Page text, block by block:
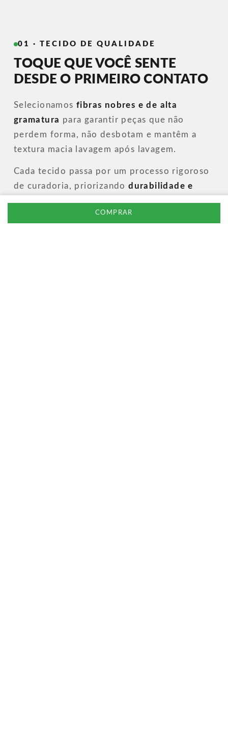
COMPRAR
01 · TECIDO DE QUALIDADE
TOQUE QUE VOCÊ SENTE
DESDE O PRIMEIRO CONTATO
Selecionamosfibras nobres e de alta
gramatura para garantir peças que não
perdem forma, não desbotam e mantêm a
textura macia lavagem após lavagem.
Cada tecido passa por um processo rigoroso
de curadoria, priorizandodurabilidade e
começa na matéria-prima.